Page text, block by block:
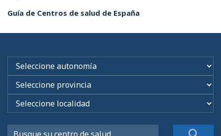
Guía de Centros de salud de España